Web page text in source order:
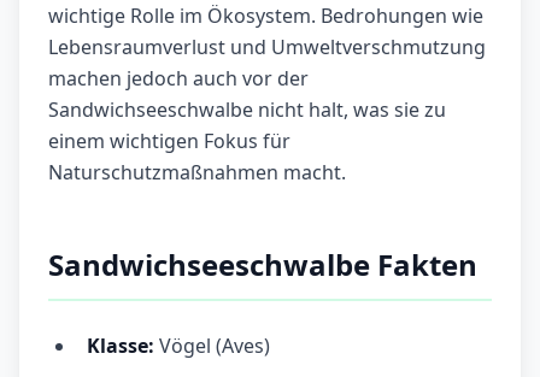
wichtige Rolle im Ökosystem. Bedrohungen wie
Lebensraumverlust und Umweltverschmutzung
machen jedoch auch vor der
Sandwichseeschwalbe nicht halt, was sie zu
einem wichtigen Fokus für
Naturschutzmaßnahmen macht.
Sandwichseeschwalbe Fakten
Klasse: Vögel (Aves)